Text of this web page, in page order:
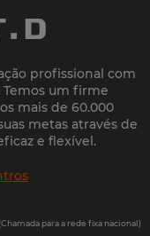
profissional com
Temos um firme
mais de 60.000
metas através de
e flexível.
(Chamada para a rede fixa nacional)